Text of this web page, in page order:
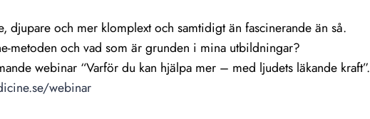
djupare och mer klomplext och samtidigt än fascinerande än så.
metoden och vad som är grunden i mina utbildningar?
webinar “Varför du kan hjälpa mer – med ljudets läkande kraft”.
webinar